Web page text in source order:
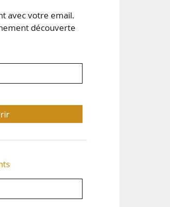
avec votre email.
découverte